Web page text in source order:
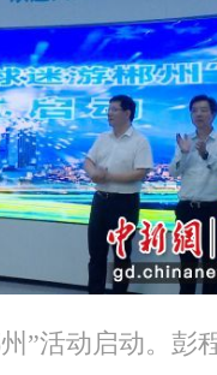
”活动启动。彭